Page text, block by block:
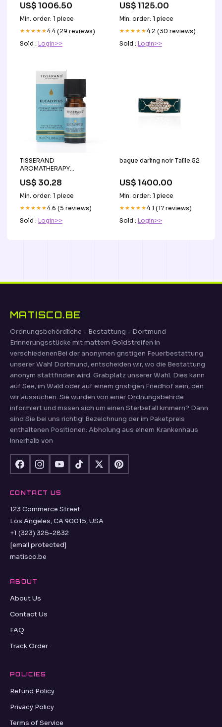
US$ 1006.50
Min. order: 1 piece
★★★★★4.4 (29 reviews)
Sold : Login>>
US$ 1125.00
Min. order: 1 piece
★★★★★4.2 (30 reviews)
Sold : Login>>
TISSERAND
AROMATHERAPY
Harvested - Olejek
Eukaliptusowy (9 ml)
US$ 30.28
Min. order: 1 piece
★★★★★4.6 (5 reviews)
Sold : Login>>
bague darling noir Taille:52
US$ 1400.00
Min. order: 1 piece
★★★★★4.1 (17 reviews)
Sold : Login>>
MATISCO.BE
Ordnungsbehördliche - Bestattung - Dortmund
Erinnerungsstücke mit mattem Goldstreifen in
verschiedenenBei der anonymen gnstigen Feuerbestattung
unserer Wahl Dortmund, entscheiden wir, wo die Bestattung
anonym stattfinden wird. Grabplatz unserer Wahl. Dies kann
auf See, im Wald oder auf einem gnstigen Friedhof sein, den
wir aussuchen. Sie wurden von einer Ordnungsbehrde
informiert und mssen sich um einen Sterbefall kmmern? Dann
sind Sie bei uns richtig! Bezeichnung der im Paketpreis
enthaltenen Positionen: Abholung aus einem Krankenhaus
innerhalb von
CONTACT US
123 Commerce Street
Los Angeles, CA 90015, USA
+1 (323) 325-2832
[email protected]
matisco.be
ABOUT
About Us
Contact Us
FAQ
Track Order
POLICIES
Refund Policy
Privacy Policy
Terms of Service